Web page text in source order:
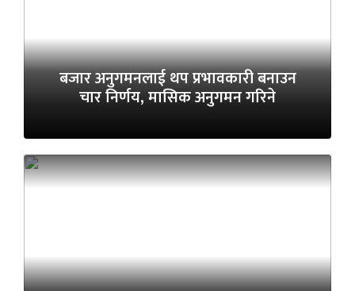
बजार अनुगमनलाई थप प्रभावकारी बनाउन
चार निर्णय, मासिक अनुगमन गरिने